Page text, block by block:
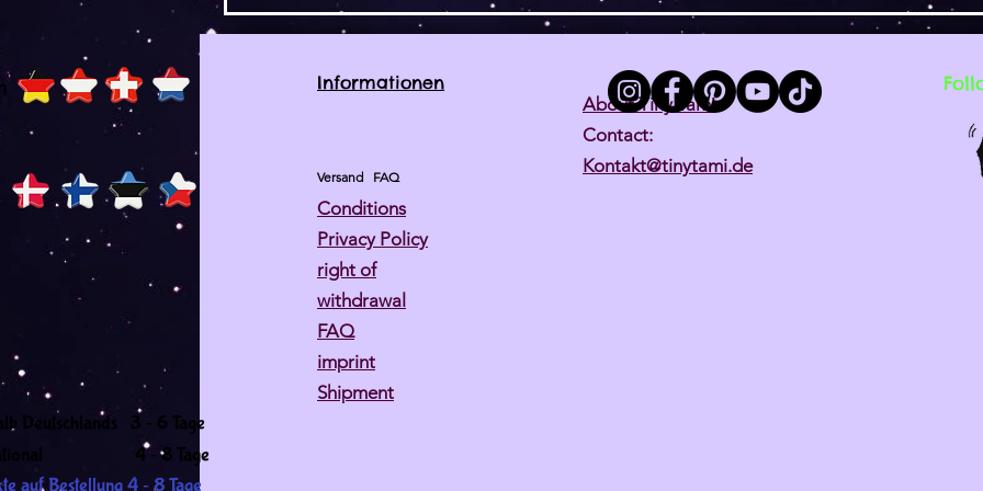
Deutschlands 3 - 6 Tage
4- 8 Tage
Informationen
Versand FAQ
Conditions
Privacy Policy
right of
withdrawal
FAQ
imprint
Shipment
auf Bestellung 4 - 8 Tage
About Tiny Tami
Contact:
Kontakt@tinytami.de